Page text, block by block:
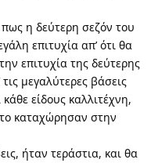
η δεύτερη σεζόν του
επιτυχία απ’ ότι θα
επιτυχία της δεύτερης
τις μεγαλύτερες βάσεις
είδους καλλιτέχνη,
καταχώρησαν στην
ήταν τεράστια, και θα